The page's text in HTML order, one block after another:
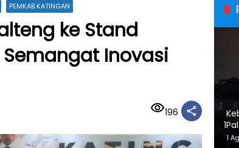
PEMKAB KATINGAN
ke Stand
Inovasi
196
1
1